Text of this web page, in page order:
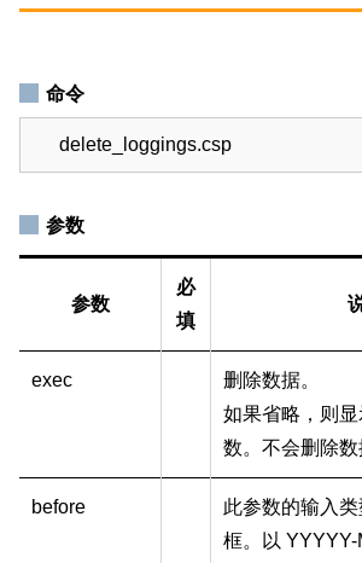
命令
delete_loggings.csp
参数
参数
必
填
exec
删除数据。
如果省略，则
数。不会删除数
before
此参数的输入
框。以